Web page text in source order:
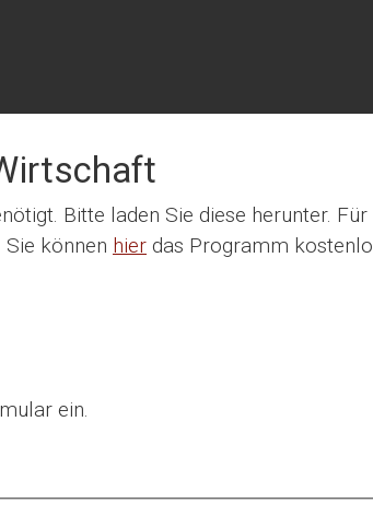
Bitte laden Sie diese herunter. Für
können hier das Programm
ein.